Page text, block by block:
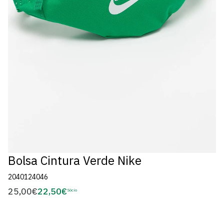
Bolsa Cintura Verde Nike
2040124046
Preço
25,00€Preço
22,50€ Sócio